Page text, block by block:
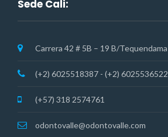
Sede Cali:
Carrera 42 # 5B – 19 B/Tequendama
(+2) 6025518387 - (+2) 6025536522
(+57) 318 2574761
odontovalle@odontovalle.com